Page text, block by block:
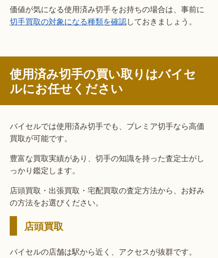
価値が気になる使用済み切手をお持ちの場合は、事前に
切手買取の対象になる種類を確認しておきましょう。
使用済み切手の買い取りはバイセ
ルにお任せください
バイセルでは使用済み切手でも、プレミア切手なら高価
買取が可能です。
豊富な買取実績があり、切手の知識を持った査定士がし
っかり鑑定します。
店頭買取・出張買取・宅配買取の査定方法から、お好み
の方法をお選びください。
店頭買取
バイセルの店舗は駅から近く、アクセスが抜群です。